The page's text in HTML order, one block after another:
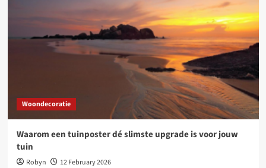
Woondecoratie
Waarom een tuinposter dé slimste upgrade is voor jouw
tuin
Robyn 12 February 2026